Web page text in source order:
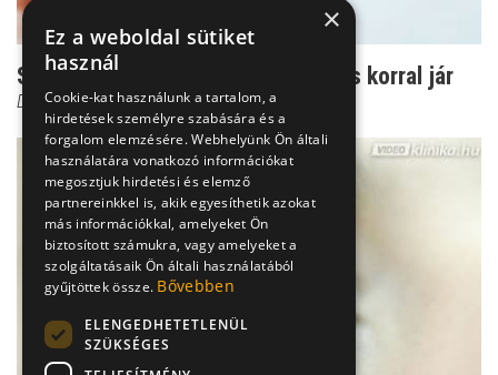
Szomorú tény: A látásromlásromlás korral jár
Dr. Őri Zsolt
×
Ez a weboldal sütiket
használ
Cookie-kat használunk a tartalom, a
hirdetések személyre szabására és a
forgalom elemzésére. Webhelyünk Ön általi
használatára vonatkozó információkat
megosztjuk hirdetési és elemző
partnereinkkel is, akik egyesíthetik azokat
más információkkal, amelyeket Ön
biztosított számukra, vagy amelyeket a
szolgáltatásaik Ön általi használatából
gyűjtöttek össze. Bővebben
ELENGEDHETETLENÜL
SZÜKSÉGES